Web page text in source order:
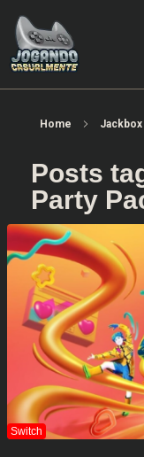
Home Jackbox
Posts
Party